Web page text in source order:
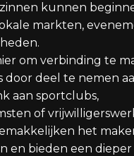
kunnen
markten,
om verbinding te
door deel te nemen
aan sportclubs,
of
het
en bieden een